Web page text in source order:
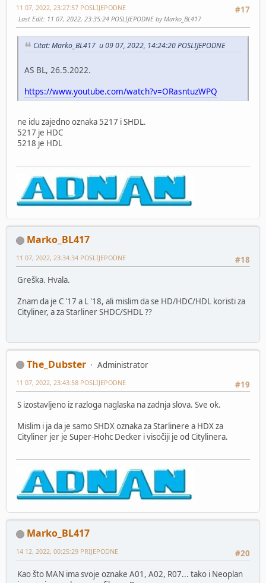
#17
11 07, 2022, 23:27:57 POSLIJEPODNE
Last Edit: 11 07, 2022, 23:35:24 POSLIJEPODNE by Marko_BL417
Citat: Marko_BL417 u 09 07, 2022, 14:24:20 POSLIJEPODNE
AS BL, 26.5.2022.
https://www.youtube.com/watch?v=ORasntuzWPQ
ne idu zajedno oznaka 5217 i SHDL.
5217 je HDC
5218 je HDL
Marko_BL417
#18
11 07, 2022, 23:34:34 POSLIJEPODNE
Greška. Hvala.
Znam da je C '17 a L '18, ali mislim da se HD/HDC/HDL koristi za
Cityliner, a za Starliner SHDC/SHDL ??
The_Dubster
Administrator
#19
11 07, 2022, 23:43:58 POSLIJEPODNE
S izostavljeno iz razloga naglaska na zadnja slova. Sve ok.
Mislim i ja da je samo SHDX oznaka za Starlinere a HDX za
Cityliner jer je Super-Hohc Decker i visočiji je od Citylinera.
Marko_BL417
#20
14 12, 2022, 00:25:29 PRIJEPODNE
Kao što MAN ima svoje oznake A01, A02, R07... tako i Neoplan